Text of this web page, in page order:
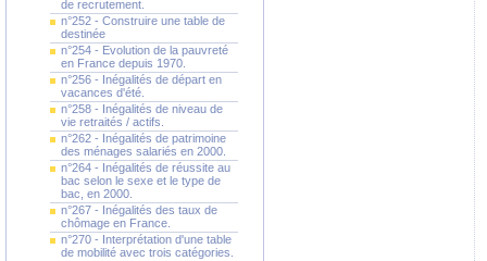
de recrutement.
n°252 - Construire une table de
destinée
n°254 - Evolution de la pauvreté
en France depuis 1970.
n°256 - Inégalités de départ en
vacances d'été.
n°258 - Inégalités de niveau de
vie retraités / actifs.
n°262 - Inégalités de patrimoine
des ménages salariés en 2000.
n°264 - Inégalités de réussite au
bac selon le sexe et le type de
bac, en 2000.
n°267 - Inégalités des taux de
chômage en France.
n°270 - Interprétation d'une table
de mobilité avec trois catégories.